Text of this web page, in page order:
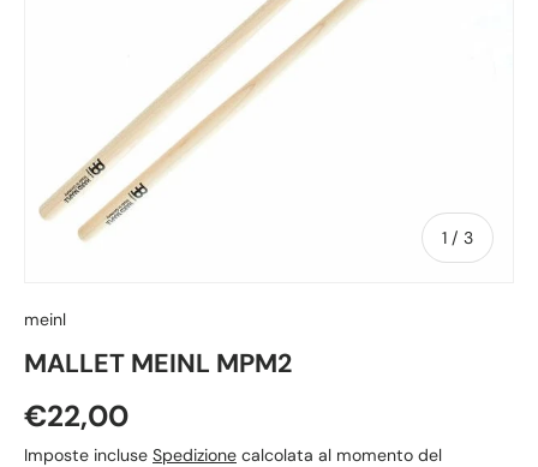
1 / di
3
meinl
MALLET MEINL MPM2
Prezzo normale
€22,00
Imposte incluse Spedizione calcolata al momento del